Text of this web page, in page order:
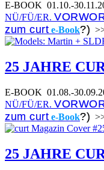
E-BOOK 01.10.-
NÜ/FÜ/ER.
zum curt e-Book?)
25 JAHRE
E-BOOK 01.08.-
NÜ/FÜ/ER.
zum curt e-Book?)
25 JAHRE